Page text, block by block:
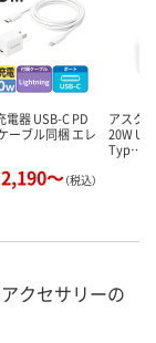
電器 USB-C PD
ーブル同梱 エレ
～（税込）
アスク
20W
Typ…
クセサリーの